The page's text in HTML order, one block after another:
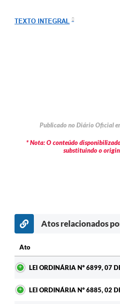
Turismo
A Prefeitura
Enquete
Jornal
Agenda
SIC
TEXTO INTEGRAL
Publicado no Diário Oficial
* Nota: O conteúdo
substituindo o
Atos relacionados
Ato
LEI ORDINÁRIA Nº 6899, 07
LEI ORDINÁRIA Nº 6885, 02